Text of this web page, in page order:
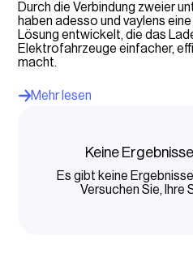
Durch die Verbindung zweier
haben adesso und vaylens
Lösung entwickelt, die das
Elektrofahrzeuge einfacher,
macht.
Mehr lesen
Keine
Es gibt keine
Versuchen Sie, Ihre